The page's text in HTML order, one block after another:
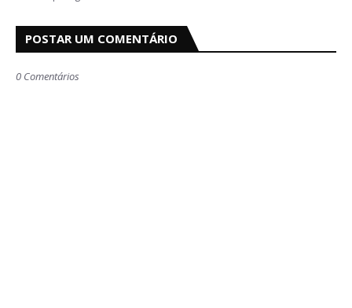
POSTAR UM COMENTÁRIO
0 Comentários